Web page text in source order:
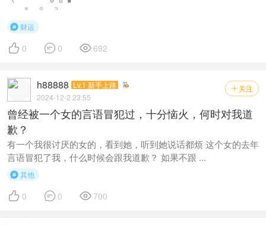
 财运
 0  0  692
 关注
h88888 Lv.1 新手上路
2024-12-2 23:55
曾经被一个女的言语冒犯过，十分恼火，何时对我道
歉？
有一个我很讨厌的女的，看到她，听到她说话都烦 这个女的去年
言语冒犯了我，什么时候会跟我道歉？ 如果不跟 ...
其他
 0  0  700